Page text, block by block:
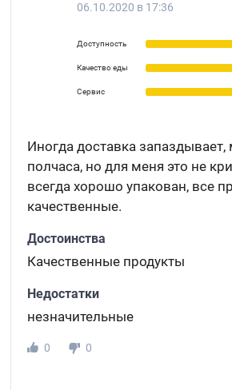
06.10.2020 в 17:36
Доступность
Качество еды
Сервис
Иногда доставка
полчаса, но для меня это не
всегда хорошо упакован, все
качественные.
Достоинства
Качественные продукты
Недостатки
незначительные
0
0